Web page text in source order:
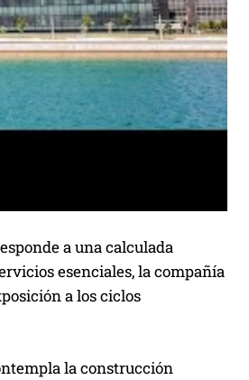
a una calculada
esenciales, la compañía
a los ciclos
la construcción